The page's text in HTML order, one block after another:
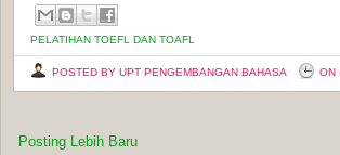
PELATIHAN TOEFL DAN TOAFL
POSTED BY UPT PENGEMBANGAN BAHASA ON
Posting Lebih Baru